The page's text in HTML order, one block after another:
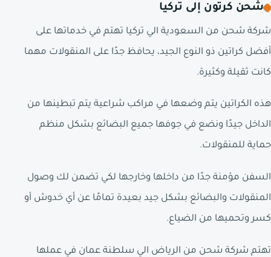
شحن كرتون إلى تركيا
شركة شحن من السعودية الي تركيا تهتم في خدماتها على
أفضل كراتين ذو النوع الجيد، يحافظ جدًا على المنقولات مهما
كانت ثقيلة وكثيرة.
هذه الكراتين يتم وضعها في مراكب شراعية يتم تبطينها من
الداخل جيدًا ونضع في جوفها جميع البضائع بشكل منظم
حماية للمنقولات.
السفن مؤمنة جدًا من داخلها وخارجها لكي تضمن لك وصول
المنقولات والبضائع بشكل جيد بعيدة تمامًا عن أي خدوش أو
كسر وتحميها من الضياع.
تهتم شركة شحن من الرياض الي سلطنة عمان في عملها